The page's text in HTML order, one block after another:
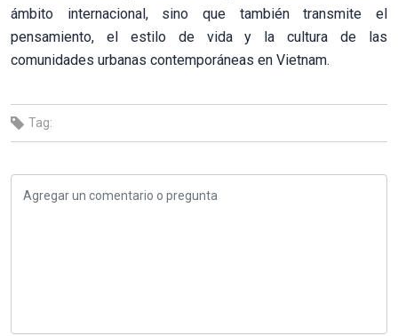
ámbito internacional, sino que también transmite el
pensamiento, el estilo de vida y la cultura de las
comunidades urbanas contemporáneas en Vietnam.
Tag: